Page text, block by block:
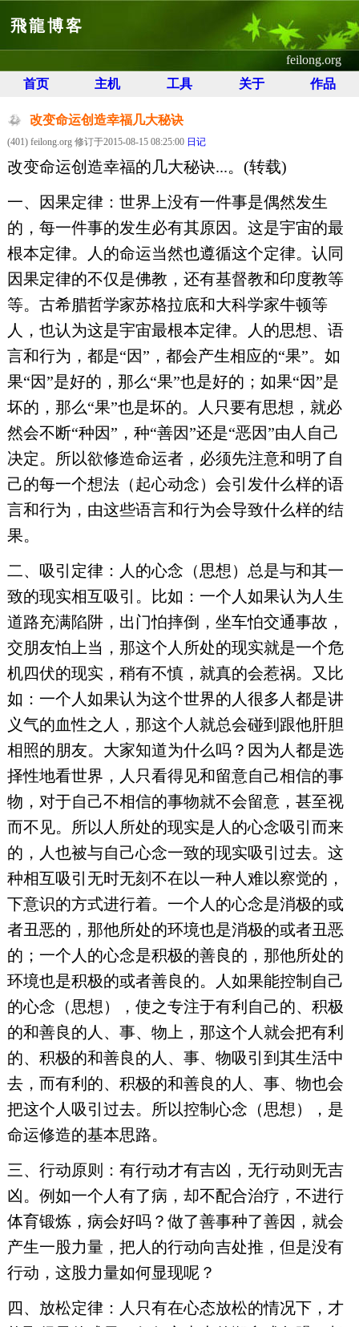
飛龍博客
feilong.org
首页
主机 工具 关于 作品
改变命运创造幸福几大秘诀
(401) feilong.org 修订于2015-08-15 08:25:00 日记
改变命运创造幸福的几大秘诀...。(转载)
一、因果定律：世界上没有一件事是偶然发生
的，每一件事的发生必有其原因。这是宇宙的最
根本定律。人的命运当然也遵循这个定律。认同
因果定律的不仅是佛教，还有基督教和印度教等
等。古希腊哲学家苏格拉底和大科学家牛顿等
人，也认为这是宇宙最根本定律。人的思想、语
言和行为，都是“因”，都会产生相应的“果”。如
果“因”是好的，那么“果”也是好的；如果“因”是
坏的，那么“果”也是坏的。人只要有思想，就必
然会不断“种因”，种“善因”还是“恶因”由人自己
决定。所以欲修造命运者，必须先注意和明了自
己的每一个想法（起心动念）会引发什么样的语
言和行为，由这些语言和行为会导致什么样的结
果。
二、吸引定律：人的心念（思想）总是与和其一
致的现实相互吸引。比如：一个人如果认为人生
道路充满陷阱，出门怕摔倒，坐车怕交通事故，
交朋友怕上当，那这个人所处的现实就是一个危
机四伏的现实，稍有不慎，就真的会惹祸。又比
如：一个人如果认为这个世界的人很多人都是讲
义气的血性之人，那这个人就总会碰到跟他肝胆
相照的朋友。大家知道为什么吗？因为人都是选
择性地看世界，人只看得见和留意自己相信的事
物，对于自己不相信的事物就不会留意，甚至视
而不见。所以人所处的现实是人的心念吸引而来
的，人也被与自己心念一致的现实吸引过去。这
种相互吸引无时无刻不在以一种人难以察觉的，
下意识的方式进行着。一个人的心念是消极的或
者丑恶的，那他所处的环境也是消极的或者丑恶
的；一个人的心念是积极的善良的，那他所处的
环境也是积极的或者善良的。人如果能控制自己
的心念（思想），使之专注于有利自己的、积极
的和善良的人、事、物上，那这个人就会把有利
的、积极的和善良的人、事、物吸引到其生活中
去，而有利的、积极的和善良的人、事、物也会
把这个人吸引过去。所以控制心念（思想），是
命运修造的基本思路。
三、行动原则：有行动才有吉凶，无行动则无吉
凶。例如一个人有了病，却不配合治疗，不进行
体育锻炼，病会好吗？做了善事种了善因，就会
产生一股力量，把人的行动向吉处推，但是没有
行动，这股力量如何显现呢？
四、放松定律：人只有在心态放松的情况下，才